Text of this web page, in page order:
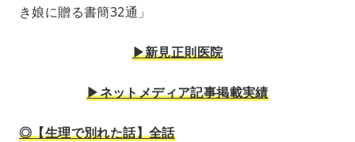
き娘に贈る書簡32通」
▶︎新見正則医院
▶︎ネットメディア記事掲載実績
◎【生理で別れた話】全話